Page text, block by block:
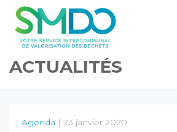
ACTUALITÉS
Agenda | 23 janvier 2020